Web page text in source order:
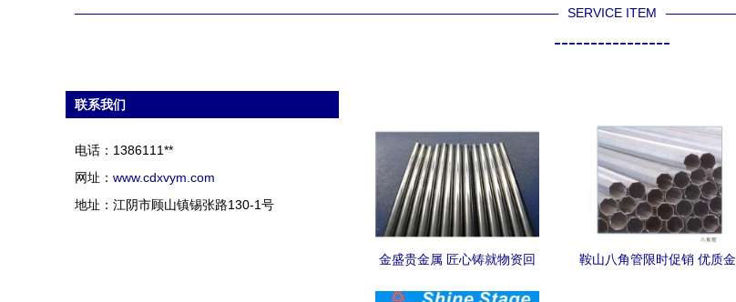
SERVICE ITEM
----------------
联系我们
电话：1386111**
网址： www.cdxvym.com
地址：江阴市顾山镇锡张路130-1号
金盛贵金属 匠心铸就物资回
鞍山八角管限时促销 优质金